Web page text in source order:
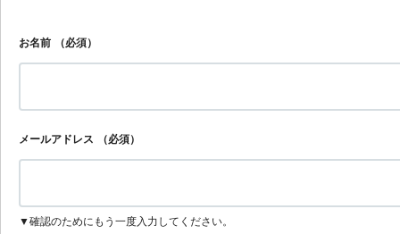
お名前 （必須）
メールアドレス （必須）
▼確認のためにもう一度入力してください。